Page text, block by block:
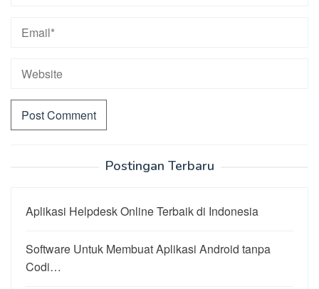
Postingan Terbaru
Aplikasi Helpdesk Online Terbaik di Indonesia
Software Untuk Membuat Aplikasi Android tanpa
Codi…